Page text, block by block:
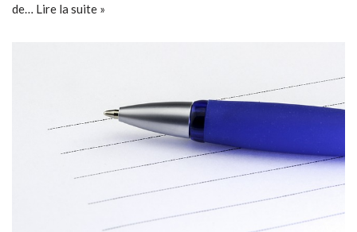
de… Lire la suite »